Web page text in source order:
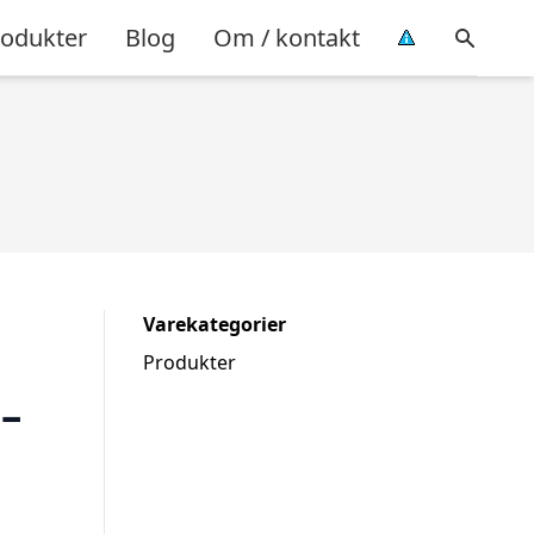
Blog Om / kontakt
Varekategorier
Produkter